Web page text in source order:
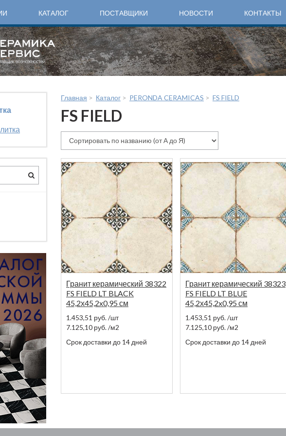
КАТАЛОГ ПОСТАВЩИКИ НОВОСТИ КОНТАКТЫ
Главная > Каталог > PERONDA CERAMICAS > FS FIELD
FS FIELD
Гранит керамический 38322
FS FIELD LT BLACK
45,2х45,2x0,95 см
1.453,51 руб./шт
7.125,10 руб./м2
Срок доставки до 14 дней
Гранит керамический 38323
FS FIELD LT BLUE
45,2х45,2x0,95 см
1.453,51 руб./шт
7.125,10 руб./м2
Срок доставки до 14 дней